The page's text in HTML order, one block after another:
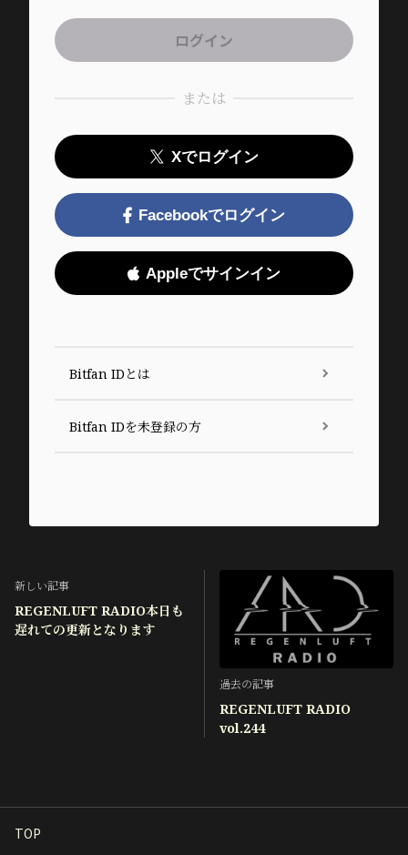
または
Xでログイン
Facebookでログイン
Appleでサインイン
Bitfan IDとは
Bitfan IDを未登録の方
新しい記事
REGENLUFT RADIO本日も
遅れての更新となります
過去の記事
REGENLUFT RADIO
vol.244
TOP